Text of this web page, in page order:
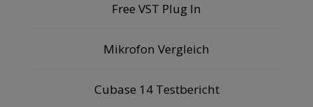
Free VST Plug In
Mikrofon Vergleich
Cubase 14 Testbericht